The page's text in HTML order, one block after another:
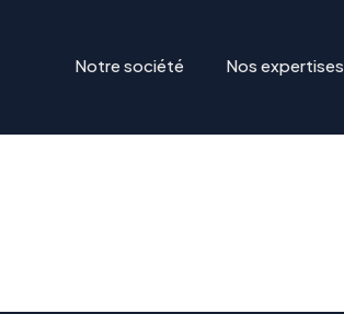
Notre société Nos expertises